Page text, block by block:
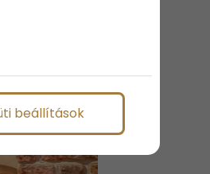
beállítások